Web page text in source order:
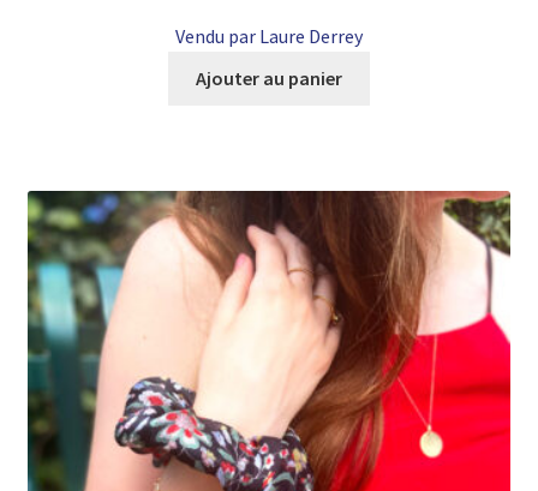
Vendu par Laure Derrey
Ajouter au panier